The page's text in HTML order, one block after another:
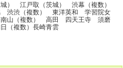
城） 江戸取（茨城） 渋幕（複数）
渋（複数） 東洋英和 学習院女
山（複数） 高田 四天王寺 須磨
（複数）長崎青雲